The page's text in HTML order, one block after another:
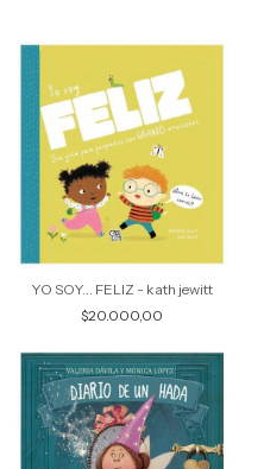
YO SOY... FELIZ - kath jewitt
$20.000,00